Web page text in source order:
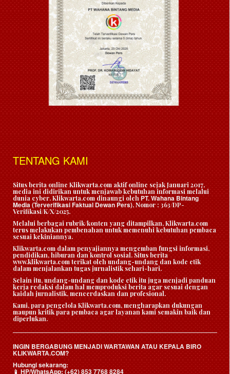
TENTANG KAMI
Situs berita online Klikwarta.com aktif online sejak Januari 2017,
media ini didirikan untuk menjawab kebutuhan informasi melalui
dunia cyber. Klikwarta.com dinaungi oleh PT. Wahana Bintang
Media (Terverifikasi Faktual Dewan Pers), Nomor : 363/DP-
Verifikasi/K/X/2025.
Melalui berbagai rubrik/konten yang ditampilkan, Klikwarta.com
terus melakukan pembenahan untuk memenuhi kebutuhan pembaca
sesuai kekiniannya.
Klikwarta.com dalam penyajiannya mengemban fungsi informasi,
pendidikan, hiburan dan kontrol sosial. Situs berita
www.klikwarta.com terikat oleh undang-undang dan kode etik
dalam menjalankan tugas jurnalistik sehari-hari.
Selain itu, undang-undang dan kode etik itu juga menjadi panduan
kerja redaksi dalam hal memproduksi berita agar sesuai dengan
kaidah jurnalistik, mencerdaskan dan profesional.
Kami, para pengelola Klikwarta.com, mengharapkan dukungan
maupun kritik para pembaca agar layanan kami semakin baik dan
diperlukan.
INGIN BERGABUNG MENJADI WARTAWAN ATAU KEPALA BIRO
KLIKWARTA.COM?
Hubungi sekarang:
📱HP/WhatsApp:(+62) 853 7768 8284